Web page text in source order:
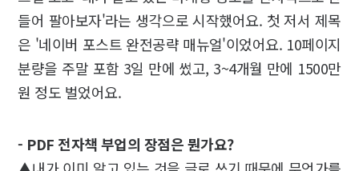
들어 팔아보자'라는 생각으로 시작했어요. 첫 저서 제목
은 '네이버 포스트 완전공략 매뉴얼'이었어요. 10페이지
분량을 주말 포함 3일 만에 썼고, 3~4개월 만에 1500만
원 정도 벌었어요.
- PDF 전자책 부업의 장점은 뭔가요?